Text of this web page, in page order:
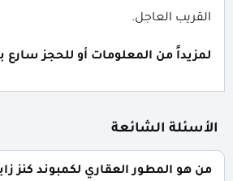
القريب العاجل.
لمزيداً من المعلومات أو للحجز سارع
الأسئلة الشائعة
من هو المطور العقاري لكمبوند كنز